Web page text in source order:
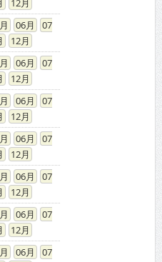
06
12
06
12
06
12
06
12
06
12
06
12
06
12